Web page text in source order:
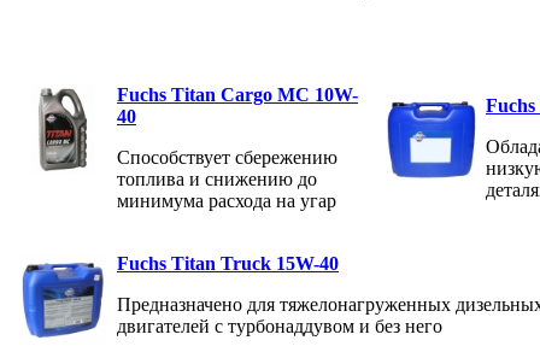
Fuchs Titan Cargo MC 10W-
40
Способствует сбережению
топлива и снижению до
минимума расхода на угар
Fuchs Titan Truck 15W-40
Предназначено для тяжелонагруженных
двигателей с турбонаддувом и без него